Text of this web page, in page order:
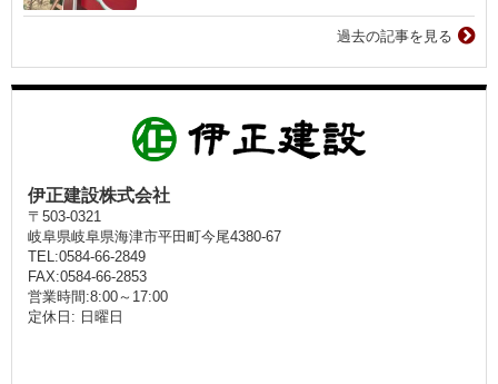
過去の記事を見る
伊正建設株式会社
〒503-0321
岐阜県岐阜県海津市平田町今尾4380-67
TEL:0584-66-2849
FAX:0584-66-2853
営業時間:8:00～17:00
定休日: 日曜日